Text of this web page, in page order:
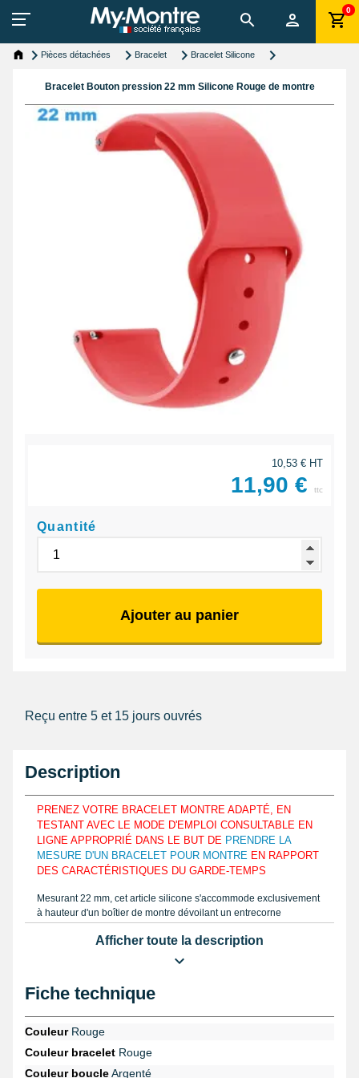
0
Pièces détachées Bracelet Bracelet Silicone
Bracelet Bouton pression 22 mm Silicone Rouge de montre
10,53 € HT
11,90 € ttc
Quantité
Ajouter au panier
Reçu entre 5 et 15 jours ouvrés
Description
PRENEZ VOTRE BRACELET MONTRE ADAPTÉ, EN
TESTANT AVEC LE MODE D'EMPLOI CONSULTABLE EN
LIGNE APPROPRIÉ DANS LE BUT DE PRENDRE LA
MESURE D'UN BRACELET POUR MONTRE EN RAPPORT
DES CARACTÉRISTIQUES DU GARDE-TEMPS
Mesurant 22 mm, cet article silicone s'accommode exclusivement
à hauteur d'un boîtier de montre dévoilant un entrecorne
bracelet montre 22 mm est fait à partir de silicone. Mesurez la
largeur grâce à une règle graduée ou un
montre à réparer. Réalisé à l'aide de silicone, le bracelet montre
est fait d'un fermoir bouton pression.
Réunissez un bracelet avec un boîtier de montre avec une
pompe montre
montre cassé, il est nécessaire d'acquérir un
cher avec 2 pompes (6 à 37mm)
Afficher toute la description
Fiche technique
CouleurRouge
Couleur bracelet Rouge
Couleur boucleArgenté